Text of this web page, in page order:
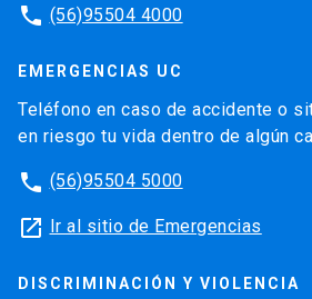
phone (56)95504 4000
EMERGENCIAS UC
Teléfono en caso de accidente o
en riesgo tu vida dentro de algún
phone (56)95504 5000
launch Ir al sitio de Emergencias
DISCRIMINACIÓN Y VIOLENCIA